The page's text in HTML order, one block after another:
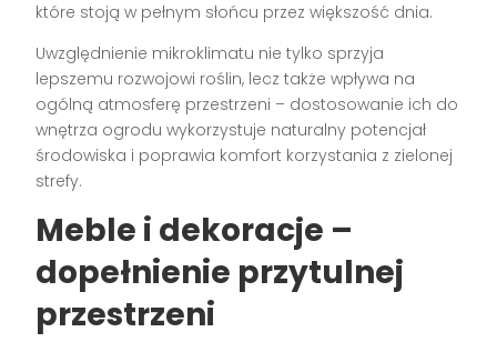
które stoją w pełnym słońcu przez większość dnia.
Uwzględnienie mikroklimatu nie tylko sprzyja
lepszemu rozwojowi roślin, lecz także wpływa na
ogólną atmosferę przestrzeni – dostosowanie ich do
wnętrza ogrodu wykorzystuje naturalny potencjał
środowiska i poprawia komfort korzystania z zielonej
strefy.
Meble i dekoracje –
dopełnienie przytulnej
przestrzeni